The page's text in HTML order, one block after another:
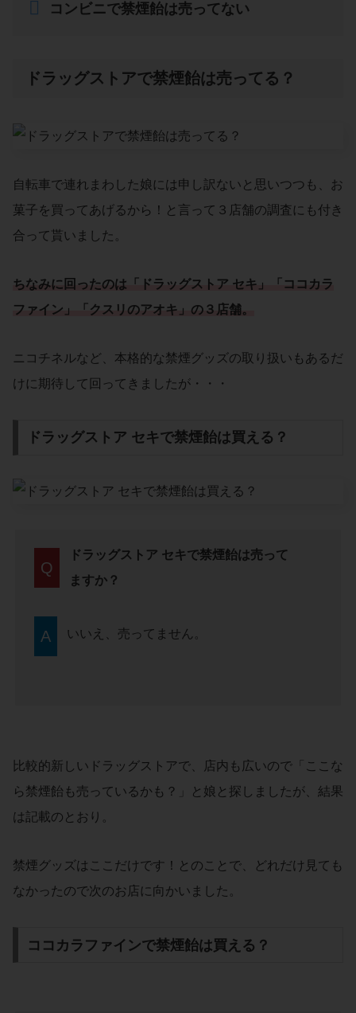
コンビニで禁煙飴は売ってない
ドラッグストアで禁煙飴は売ってる？
自転車で連れまわした娘には申し訳ないと思いつつも、お
菓子を買ってあげるから！と言って３店舗の調査にも付き
合って貰いました。
ちなみに回ったのは「ドラッグストア セキ」「ココカラ
ファイン」「クスリのアオキ」の３店舗。
ニコチネルなど、本格的な禁煙グッズの取り扱いもあるだ
けに期待して回ってきましたが・・・
ドラッグストア セキで禁煙飴は買える？
Q
ドラッグストア セキで禁煙飴は売って
ますか？
A いいえ、売ってません。
比較的新しいドラッグストアで、店内も広いので「ここな
ら禁煙飴も売っているかも？」と娘と探しましたが、結果
は記載のとおり。
禁煙グッズはここだけです！とのことで、どれだけ見ても
なかったので次のお店に向かいました。
ココカラファインで禁煙飴は買える？